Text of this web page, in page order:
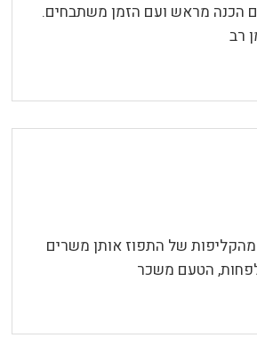
הכנה מראש ועם הזמן משתבחים.
רב
מהקליפות של התפוז אותן משרים
הטעם משכר